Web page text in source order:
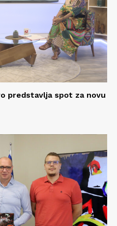
predstavlja spot za novu